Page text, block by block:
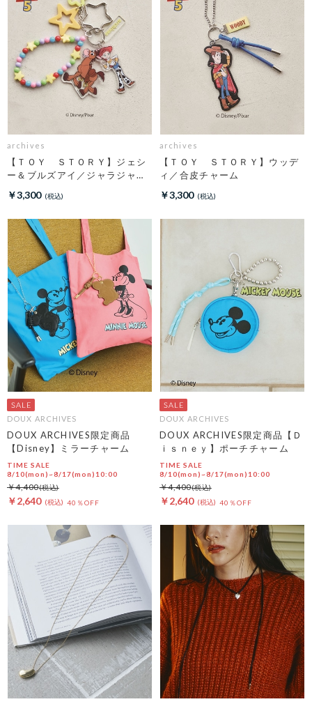
archives
【ＴＯＹ ＳＴＯＲＹ】ジェシ
ー＆ブルズアイ／ジャラジャラ
チャーム
￥3,300
archives
【ＴＯＹ ＳＴＯＲＹ】ウッデ
ィ／合皮チャーム
￥3,300
DOUX ARCHIVES
DOUX ARCHIVES限定商品
【Disney】ミラーチャーム
TIME SALE
8/10(mon)~8/17(mon)10:00
￥2,640 40％OFF
￥4,400
DOUX ARCHIVES
DOUX ARCHIVES限定商品【Ｄ
ｉｓｎｅｙ】ポーチチャーム
TIME SALE
8/10(mon)~8/17(mon)10:00
￥2,640 40％OFF
￥4,400